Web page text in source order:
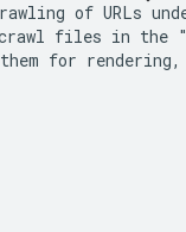
of URLs
files in the
for rendering,